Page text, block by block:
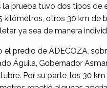
prueba tuvo dos tipos de
kilómetros, otros 30 km de
ya sea de manera
predio de ADECOZA,
Águila, Gobernador
Por su parte, los 30